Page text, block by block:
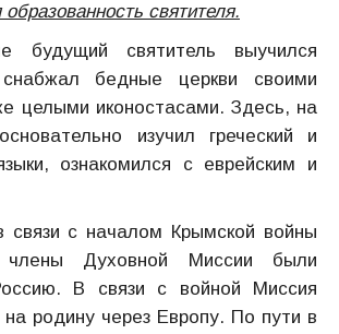
образованность святителя.
будущий святитель выучился
бедные церкви своими
целыми иконостасами. Здесь, на
изучил греческий и
ознакомился с еврейским и
связи с началом Крымской войны
члены Духовной Миссии были
В связи с войной Миссия
родину через Европу. По пути в